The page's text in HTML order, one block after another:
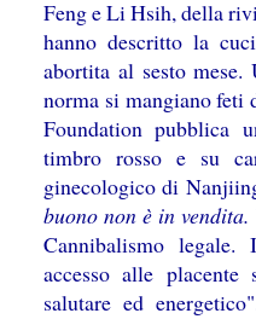
Feng e Li Hsih, della
hanno descritto la
abortita al sesto
norma si mangiano
Foundation pubblica
timbro rosso e su
ginecologico di
buono non è in
Cannibalismo
accesso alle
salutare ed